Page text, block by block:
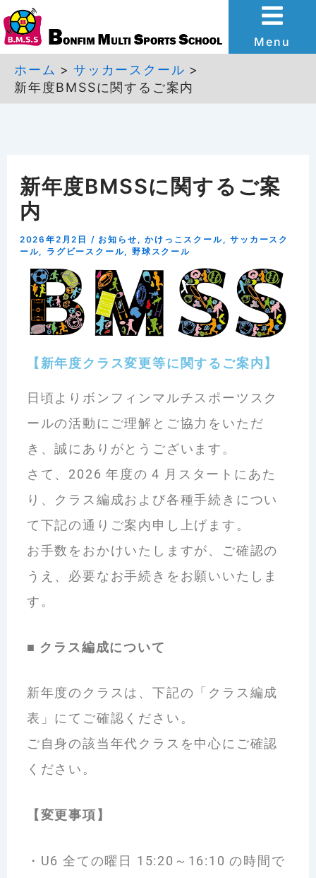
内
容
Menu
ホーム
サッカースクール
新年度BMSSに関するご案内
新年度BMSSに関するご案
内
2026年2月2日 / お知らせ ,かけっこスクール,サッカースク
ール, ラグビースクール, 野球スクール
【新年度クラス変更等に関するご案内】
日頃よりボンフィンマルチスポーツスク
ールの活動にご理解とご協力をいただ
き、誠にありがとうございます。
さて、2026 年度の 4 月スタートにあた
り、クラス編成および各種手続きについ
て下記の通りご案内申し上げます。
お手数をおかけいたしますが、ご確認の
うえ、必要なお手続きをお願いいたしま
す。
■ クラス編成について
新年度のクラスは、下記の「クラス編成
表」にてご確認ください。
ご自身の該当年代クラスを中心にご確認
ください。
【変更事項】
・U6 全ての曜日 15:20～16:10 の時間で